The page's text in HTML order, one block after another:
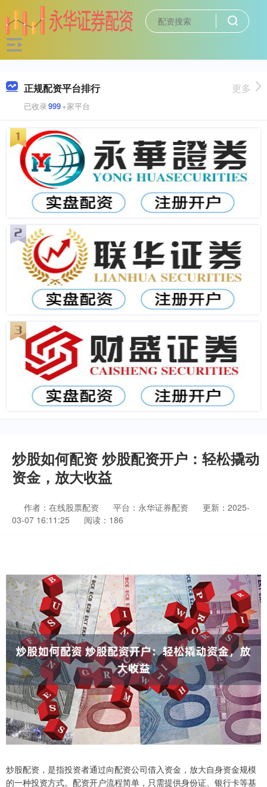
正规配资平台排行
已收录999+家平台
更多
炒股如何配资 炒股配资开户：轻松撬动
资金，放大收益
作者：在线股票配资 平台：永华证券配资
更新：2025-
03-07 16:11:25
阅读：186
炒股配资，是指投资者通过向配资公司借入资金，放大自身资金规模
的一种投资方式。配资开户流程简单，只需提供身份证、银行卡等基